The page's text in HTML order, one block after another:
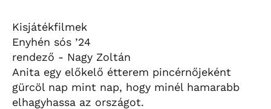
Kisjátékfilmek
Enyhén sós ’24
rendező - Nagy Zoltán
Anita egy előkelő étterem pincérnőjeként
gürcöl nap mint nap, hogy minél hamarabb
elhagyhassa az országot.